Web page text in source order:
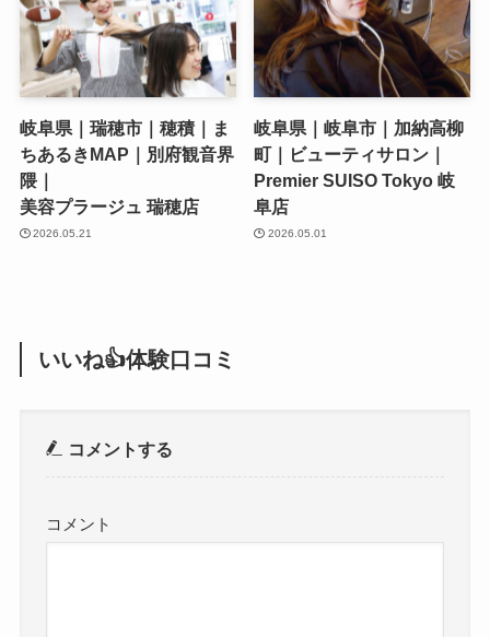
岐阜県｜瑞穂市｜穂積｜ま
ちあるきMAP｜別府観音界
隈｜
美容プラージュ 瑞穂店
2026.05.21
岐阜県｜岐阜市｜加納高柳
町｜ビューティサロン｜
Premier SUISO Tokyo 岐
阜店
2026.05.01
いいね👍体験口コミ
コメントする
コメント